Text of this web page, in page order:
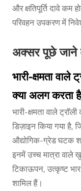
और क्षतिपूर्ति दावे कम
परिवहन उपकरण में
अक्सर पूछे जाने
भारी-क्षमता वाले
क्या अलग करता
भारी-क्षमता वाले
डिज़ाइन किया गया है,
औद्योगिक-ग्रेड घटक
इनमें उच्च मात्रा वाले
टिकाऊपन, उत्कृष्ट भार
शामिल हैं।